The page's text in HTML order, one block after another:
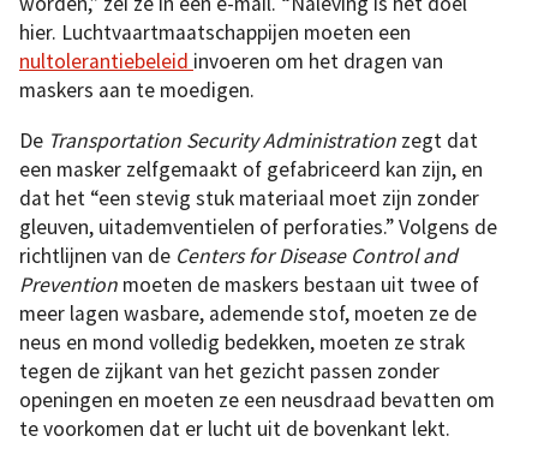
hier. Luchtvaartmaatschappijen moeten een
nultolerantiebeleid invoeren om het dragen van
maskers aan te moedigen.
De Transportation Security Administration zegt dat
een masker zelfgemaakt of gefabriceerd kan zijn, en
dat het “een stevig stuk materiaal moet zijn zonder
gleuven, uitademventielen of perforaties.” Volgens de
richtlijnen van de Centers for Disease Control and
Prevention moeten de maskers bestaan uit twee of
meer lagen wasbare, ademende stof, moeten ze de
neus en mond volledig bedekken, moeten ze strak
tegen de zijkant van het gezicht passen zonder
openingen en moeten ze een neusdraad bevatten om
te voorkomen dat er lucht uit de bovenkant lekt.